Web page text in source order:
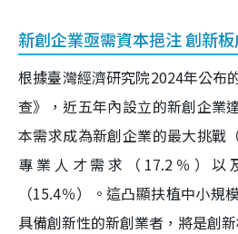
新創企業亟需資本挹注 創新
根據臺灣經濟研究院2024年公布
查》，近五年內設立的新創企業
本需求成為新創企業的最大挑戰
專業人才需求（17.2％）以
（15.4％）。這凸顯扶植中小規
具備創新性的新創業者，將是創